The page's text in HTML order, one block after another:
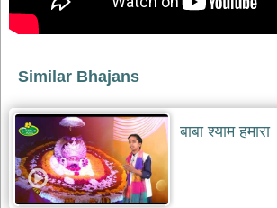
raam
bhajans
भजन
bhajans
विविध
भजन
miscellaneous
bhajans
Similar Bhajans
बाबा श्याम हमारा